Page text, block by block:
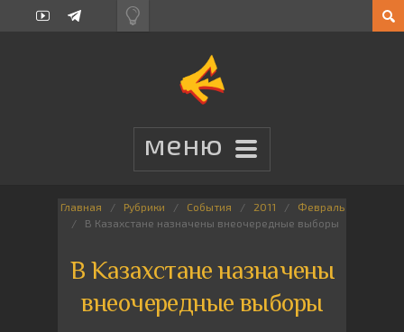
Главная Рубрики События 2011
Февраль
В Казахстане назначены внеочередные выборы
В Казахстане назначены
внеочередные выборы